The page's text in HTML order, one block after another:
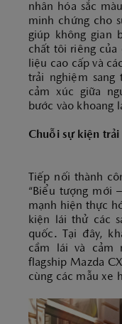
nhân hóa sắc
minh chứng cho
giúp không gian
chất tôi riêng của
liệu cao cấp và
trải nghiệm
cảm xúc giữa
bước vào khoang
Chuỗi sự
Tiếp nối thành
“Biểu tượng mới
mạnh hiện thực
kiện lái thử các
quốc. Tại đây,
cầm lái và cảm
flagship Mazda
cùng các mẫu xe